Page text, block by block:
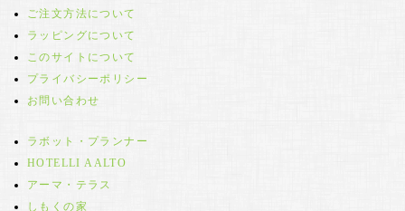
ご注文方法について
ラッピングについて
このサイトについて
プライバシーポリシー
お問い合わせ
ラボット・プランナー
HOTELLI AALTO
アーマ・テラス
しもくの家